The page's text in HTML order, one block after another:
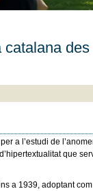
des
a l’estudi de
que
a 1939, adoptant